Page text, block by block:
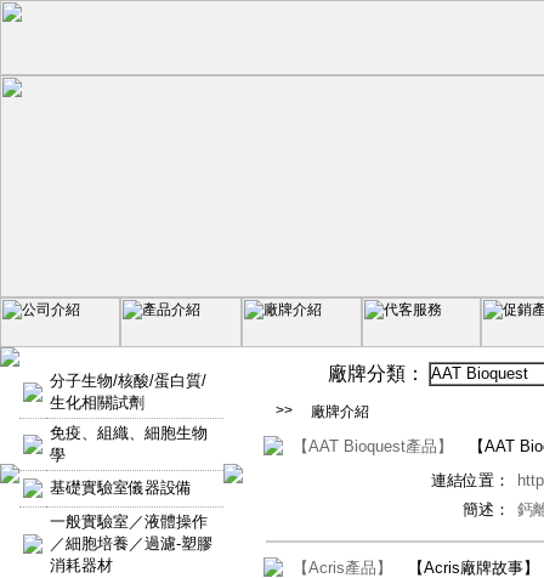
分子生物/核酸/蛋白質/
生化相關試劑
免疫、組織、細胞生物
學
基礎實驗室儀器設備
一般實驗室／液體操作
／細胞培養／過濾-塑膠
消耗器材
廠牌分類： AAT Bioquest
>> 廠牌介紹
【AAT Bioquest產品】
【AAT
連結位置：
簡述：
鈣
【Acris產品】
【Acris廠牌故事】